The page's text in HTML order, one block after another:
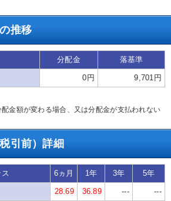
推移
分配金 落基準
0円 9,701円
金額が変わる場合、又は分配金が支払われない
引前）詳細
6ヵ月 1年 3年 5年
28.69 36.89 --- ---